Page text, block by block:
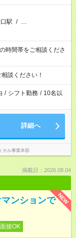
駅 / …
時間帯をご相談くださ
談ください！
/ シフト勤務 / 10名以
詳細へ
カル事業本部
掲載日：2026.08.04
NEW
ンションで
接OK